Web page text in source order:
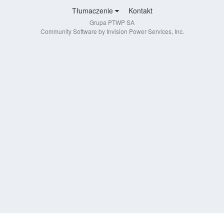
Tłumaczenie Kontakt
Grupa PTWP SA
Community Software by Invision Power Services, Inc.